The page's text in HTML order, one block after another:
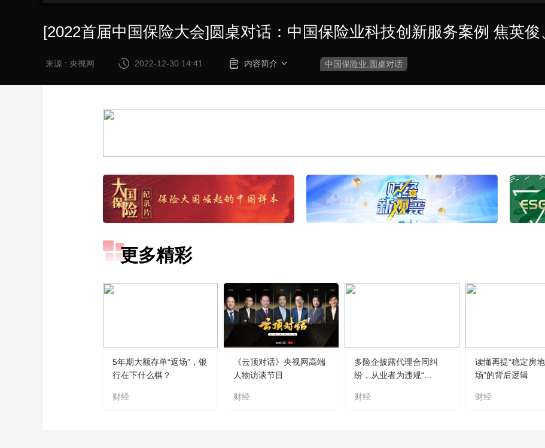
[2022首届中国保险大会]圆桌对话：中国保险业科技创新服务案例 焦英
来源 : 央视网 2022-12-30 14:41 内容简介 中国保险业,圆桌对话
更多精彩
5年期大额存单“返场”，银
行在下什么棋？
财经
《云顶对话》央视网高端
人物访谈节目
财经
多险企披露代理合同纠
纷，从业者为违规“...
财经
读懂再提“稳定房
场”的背后逻辑
财经